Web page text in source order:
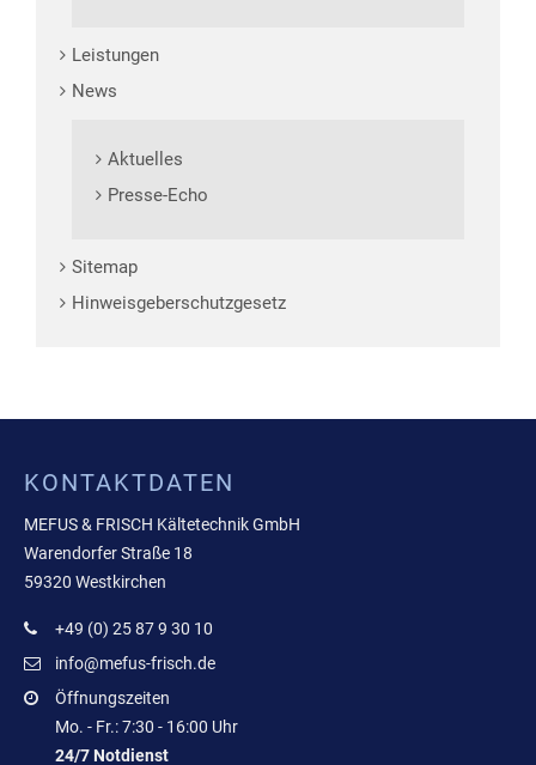
Leistungen
News
Aktuelles
Presse-Echo
Sitemap
Hinweisgeberschutzgesetz
KONTAKTDATEN
MEFUS & FRISCH Kältetechnik GmbH
Warendorfer Straße 18
59320 Westkirchen
+49 (0) 25 87 9 30 10
info@mefus-frisch.de
Öffnungszeiten
Mo. - Fr.: 7:30 - 16:00 Uhr
24/7 Notdienst